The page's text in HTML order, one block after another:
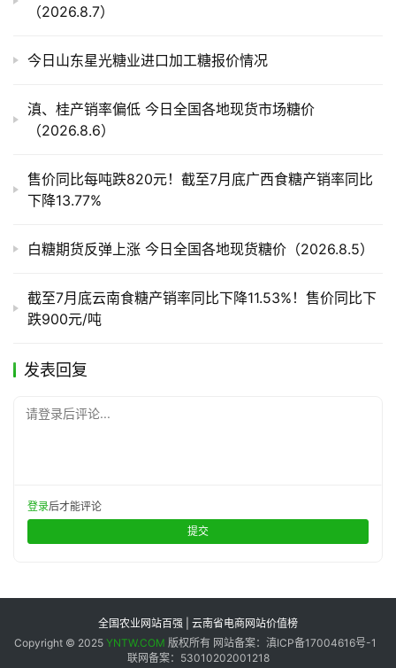
运
（2026.8.7）
今日山东星光糖业进口加工糖报价情况
滇、桂产销率偏低 今日全国各地现货市场糖价
（2026.8.6）
售价同比每吨跌820元！截至7月底广西食糖产销率同比
下降13.77%
白糖期货反弹上涨 今日全国各地现货糖价（2026.8.5）
截至7月底云南食糖产销率同比下降11.53%！售价同比下
跌900元/吨
发表回复
请登录后评论...
登录后才能评论
提交
全国农业网站百强 | 云南省电商网站价值榜
Copyright © 2025 YNTW.COM 版权所有 网站备案：滇ICP备17004616号-1
联网备案：53010202001218